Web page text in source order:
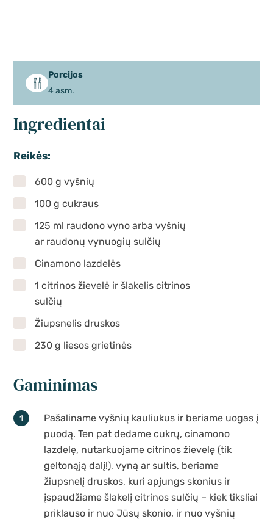
Porcijos
4 asm.
Ingredientai
Reikės:
600 g vyšnių
100 g cukraus
125 ml raudono vyno arba vyšnių
ar raudonų vynuogių sulčių
Cinamono lazdelės
1 citrinos žievelė ir šlakelis citrinos
sulčių
Žiupsnelis druskos
230 g liesos grietinės
Gaminimas
Pašaliname vyšnių kauliukus ir beriame uogas į
puodą. Ten pat dedame cukrų, cinamono
lazdelę, nutarkuojame citrinos žievelę (tik
geltonąją dalį!), vyną ar sultis, beriame
žiupsnelį druskos, kuri apjungs skonius ir
įspaudžiame šlakelį citrinos sulčių – kiek tiksliai
priklauso ir nuo Jūsų skonio, ir nuo vyšnių